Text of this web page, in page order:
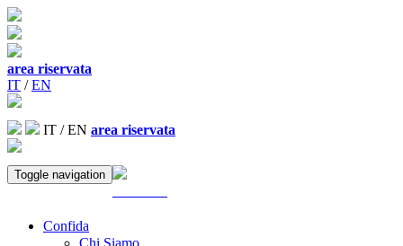
area riservata
IT /EN
IT /EN area riservata
Toggle navigation
Confida
Chi Siamo